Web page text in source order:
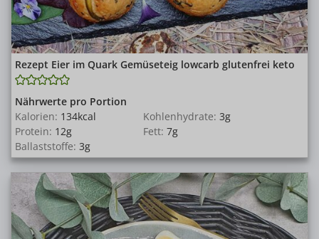
Rezept Eier im Quark Gemüseteig lowcarb glutenfrei keto
Nährwerte pro Portion
Kalorien: 134kcal Kohlenhydrate: 3g
Protein: 12g Fett: 7g
Ballaststoffe: 3g